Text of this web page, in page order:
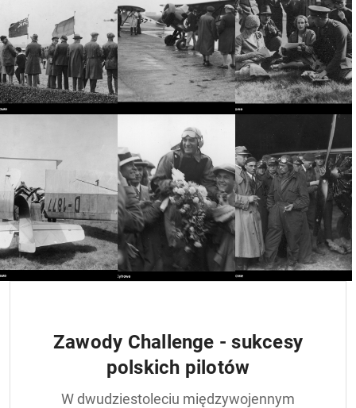
Zawody Challenge - sukcesy
polskich pilotów
W dwudziestoleciu międzywojennym